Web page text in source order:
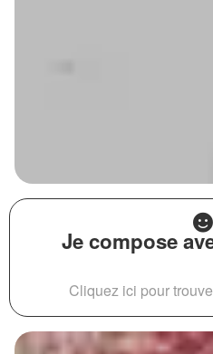
Je compose
Cliquez ici pour